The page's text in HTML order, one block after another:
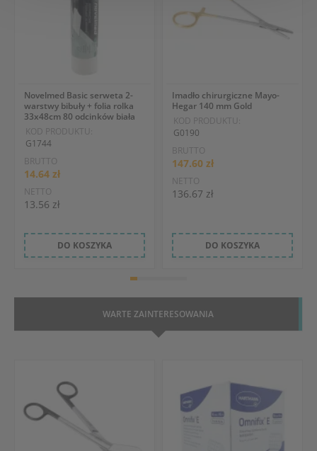
Novelmed Basic serweta 2-
warstwy bibuły + folia rolka
33x48cm 80 odcinków biała
KOD PRODUKTU:
G1744
BRUTTO
14.64 zł
NETTO
13.56 zł
DO KOSZYKA
Imadło chirurgiczne Mayo-
Hegar 140 mm Gold
KOD PRODUKTU:
G0190
BRUTTO
147.60 zł
NETTO
136.67 zł
DO KOSZYKA
WARTE ZAINTERESOWANIA